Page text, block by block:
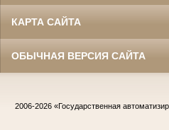
КАРТА САЙТА
ОБЫЧНАЯ ВЕРСИЯ САЙТА
2006-2026 «Государственная